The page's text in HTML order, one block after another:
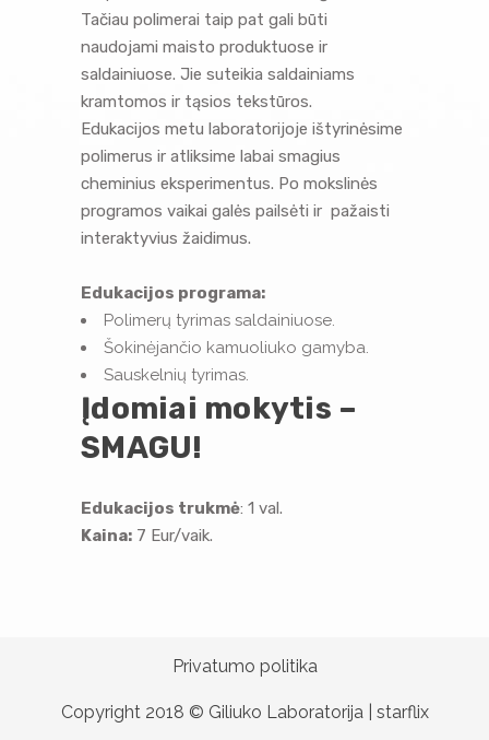
Tačiau polimerai taip pat gali būti
naudojami maisto produktuose ir
saldainiuose. Jie suteikia saldainiams
kramtomos ir tąsios tekstūros.
Edukacijos metu laboratorijoje ištyrinėsime
polimerus ir atliksime labai smagius
cheminius eksperimentus. Po mokslinės
programos vaikai galės pailsėti ir pažaisti
interaktyvius žaidimus.
Edukacijos programa:
Polimerų tyrimas saldainiuose.
Šokinėjančio kamuoliuko gamyba.
Sauskelnių tyrimas.
Įdomiai mokytis –
SMAGU!
Edukacijos trukmė: 1 val.
Kaina: 7 Eur/vaik.
Privatumo politika
Copyright 2018 © Giliuko Laboratorija | starflix